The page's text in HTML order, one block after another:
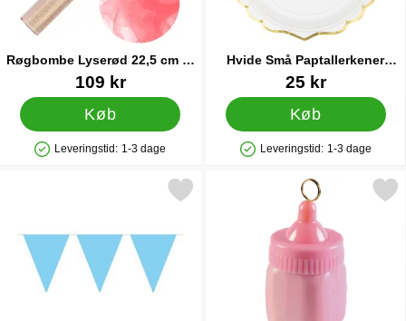
Røgbombe Lyserød 22,5 cm 5-
pak
Varenr 91414109 kr
Køb
Produkttilgængelighed: På lager
Leveringstid: 1-3 dage
Hvide Små Paptallerkener
Guldkant
Varenr 4143925 kr
Køb
Produkttilgængelighed: På lager
Leveringstid: 1-3 dage
Markér flagguirlande Lyseblå som favoritMarkér lyserød Sutteflaske